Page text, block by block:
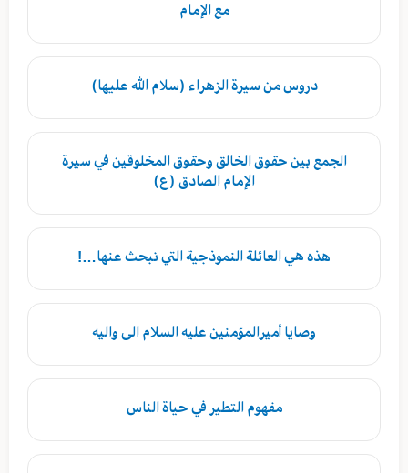
مع الإمام
دروس من سيرة الزهراء (سلام الله عليها)
الجمع بين حقوق الخالق وحقوق المخلوقين في سيرة
الإمام الصادق (ع)
هذه هي العائلة النموذجية التي نبحث عنها…!
وصايا أميرالمؤمنين عليه السلام الى واليه
مفهوم التطير في حياة الناس